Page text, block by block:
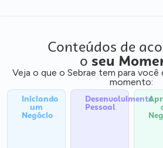
Conteúdos de
o seu
Veja o que o Sebrae tem para
momento:
Iniciando
um
Negócio
Desenvolvimento
Pessoal